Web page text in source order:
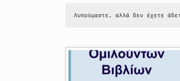
Λυπούμαστε, αλλά δεν έχετε